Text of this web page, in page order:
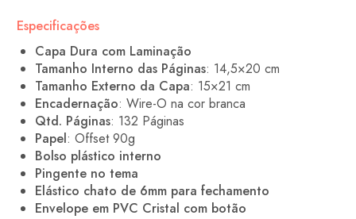
Especificações
Capa Dura com Laminação
Tamanho Interno das Páginas: 14,5×20 cm
Tamanho Externo da Capa: 15×21 cm
Encadernação: Wire-O na cor branca
Qtd. Páginas: 132 Páginas
Papel: Offset 90g
Bolso plástico interno
Pingente no tema
Elástico chato de 6mm para fechamento
Envelope em PVC Cristal com botão